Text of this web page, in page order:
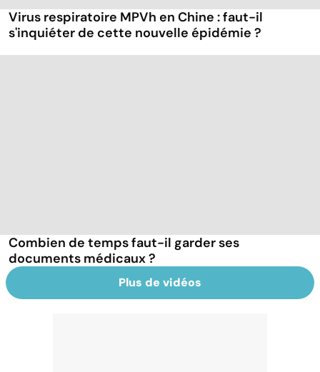
Virus respiratoire MPVh en Chine : faut-il
s'inquiéter de cette nouvelle épidémie ?
Combien de temps faut-il garder ses
documents médicaux ?
Plus de vidéos